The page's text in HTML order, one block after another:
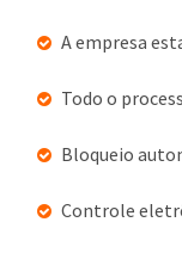
A empresa
Todo o
Bloqueio
Controle